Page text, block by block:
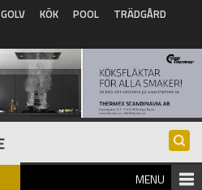
GOLV KÖK POOL
TRÄDGÅRD
MENU